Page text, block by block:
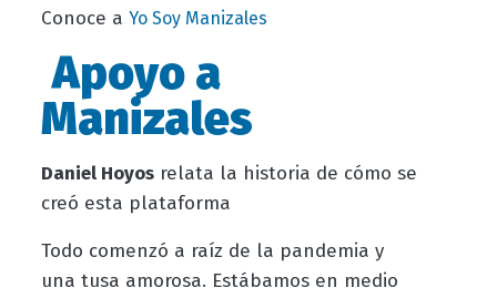
Conoce a Yo Soy Manizales
Apoyo a
Manizales
Daniel Hoyosrelata la historia de cómo se
creó esta plataforma
Todo comenzó a raíz de la pandemia y
una tusa amorosa. Estábamos en medio